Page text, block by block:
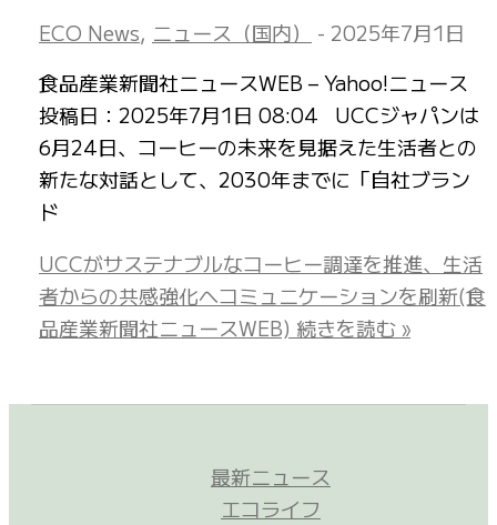
ECO News, ニュース（国内） - 2025年7月1日
食品産業新聞社ニュースWEB – Yahoo!ニュース
投稿日：2025年7月1日 08:04 UCCジャパンは
6月24日、コーヒーの未来を見据えた生活者との
新たな対話として、2030年までに「自社ブラン
ド
UCCがサステナブルなコーヒー調達を推進、生活
者からの共感強化へコミュニケーションを刷新(食
品産業新聞社ニュースWEB) 続きを読む »
最新ニュース
エコライフ